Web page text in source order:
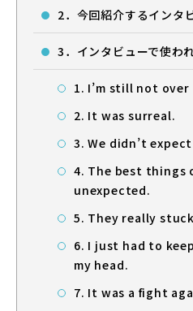
ロ
2．今回紹介するインタ
3．インタビューで使わ
1. I’m still not
2. It was surreal.
3. We didn’t
4. The best things
unexpected.
5. They really
6. I just had to
my head.
7. It was a fight